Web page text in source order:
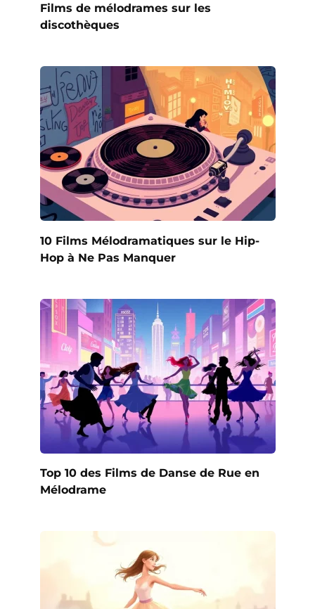
Films de mélodrames sur les
discothèques
10 Films Mélodramatiques sur le Hip-
Hop à Ne Pas Manquer
Top 10 des Films de Danse de Rue en
Mélodrame